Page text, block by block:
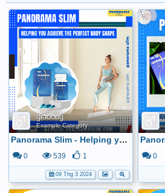
giadong
Example Category
Panorama Slim - Helping you achieve the perfect body shape
0 539 1
09 Thg 3 2024
0